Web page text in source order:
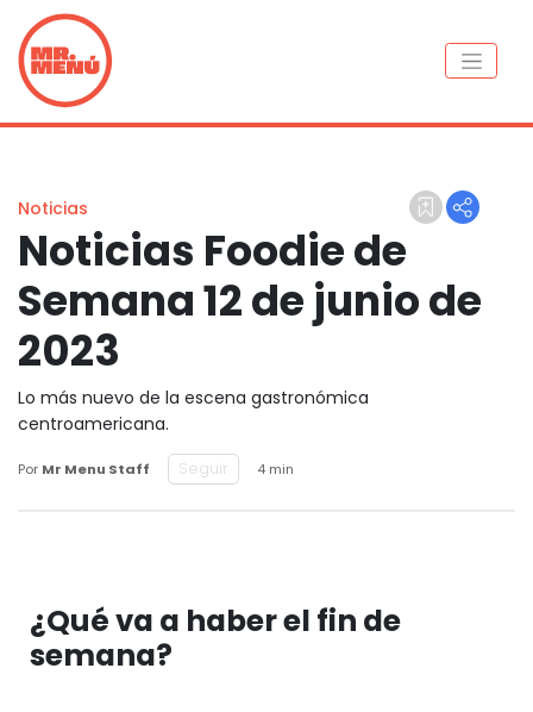
Noticias
Noticias Foodie de
Semana 12 de junio de
2023
Lo más nuevo de la escena gastronómica
centroamericana.
Por Mr Menu Staff Seguir 4 min
¿Qué va a haber el fin de
semana?